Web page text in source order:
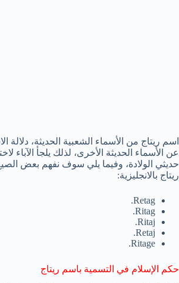
اسم ريتاج من الأسماء الشعبية الحديثة، دلالة
عن الأسماء الحديثة الأخرى، لذلك يلجأ الآباء
حديثي الولادة، وفيما يلي سوف نفهم بعض
ريتاج بالانجليزية:
Retag.
Ritag.
Ritaj.
Retaj.
Ritage.
حكم الإسلام في التسمية باسم ريتاج